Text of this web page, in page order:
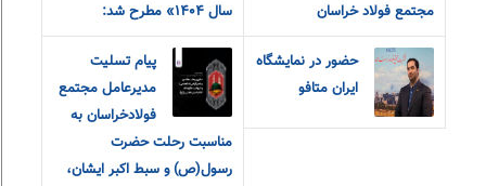
مجتمع فولاد خراسان
سال ۱۴۰۴» مطرح شد:
حضور در نمایشگاه
ایران متافو
پیام‌ ‌تسلیت
مدیرعامل مجتمع
فولاد‌خراسان به
مناسبت رحلت حضرت
رسول(ص) و سبط اکبر ایشان،